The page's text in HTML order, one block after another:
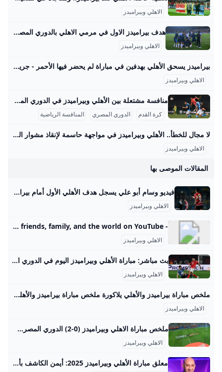
الاهلي وبيراميدز
هدف بيراميدز الاول في مرمي الاهلي بالدوري المصري - بطولات مشاهدة هدف بيراميدز الاول في مرمي الاهلي بالدوري المصري اليوم السبت 30-8-2025 تعليق عربي إخلاء مسئولية: هذا المحتوى لم يتم انشائه او استضافته بواسطة موقع بطولات وأي مسئولية قانونية تقع على عاتق الطرف الثالث اهداف الاهلي اليوم مباراة بيراميدز اليوم اهداف بيراميدز اليوم الاهلي بيراميدز هدف مباراة الاهلي وبيراميدز الاهلي وبيراميدز اهداف الاهلي وبيراميدز الدوري المصري اهداف بيراميدز والاهلي بيراميدز والاهلي مباراة الاهلي اليوم وليد الكرتي مباراة بيراميدز والاهلي فيديوهات متعلقةسليم المصرى منذ 3 يوم
الاهلي وبيراميدز
بيراميدز يسحق الأهلي بهدفين في مباراة لم يحضر فيها الأحمر - جريدة المستقبل حقق نادي بيراميدز فوزًا غاليًا على نظيره النادي الأهلي، بهدفين دون رد في المباراة التي جمعت بينهم على استاد السلام في إطار الجولة الخامسة من بطولة الدوري… 30 أغسطس 2025 - 11:03 م أقل من دقيقة يبدو أنك تستخدم أداة لحظر الإعلانات. نحن نعتمد على الإعلانات كمصدر تمويل لموقعنا الإلكتروني
الاهلي وبيراميدز
منافسة مشتعلة بين الأهلي وبيراميدز في الدوري المصري 2025 في عالم كرة القدم المصرية، تمثل مواجهات نادي الأهلي وبيراميدز واحدة من أقوى وأبرز المواجهات التي تشهدها الملاعب المصرية في السنوات الأخيرة. حتى الآن، التقى الفريقان في 21 مباراة رسمية عبر مختلف المسابقات مثل الدوري المصري الممتاز، كأس مصر، وكأس السوبر المصري. من بين تلك المواجهات، استطاع الأهلي أن يحقق الفوز في 11 مباراة، بينما فاز بيراميدز في 6 مباريات، وانتهت 4 مواجهات بالتعادل. في هذه اللقاءات، سجل الأهلي 27 هدفًا مقابل 17 هدفًا لبيراميدز، مما يعكس تفوقاً واضحاً للهجوم الأحمر في هذه المنافسات.
كرة القدم الدوري المصري المنافسة الرياضية
لا مجال للخطأ.. الأهلي وبيراميدز في مواجهة حاسمة لإنقاذ مشوار الدوري – جريدة مانشيت يستضيف استاد السلام في تمام التاسعة مساء اليوم، قمة كروية مرتقبة تجمع بين فريقي الأهلي وبيراميدز، وذلك ضمن منافسات الجولة الخامسة من بطولة الدوري المصري اقرأ أيضًا:هل يضحي الأهلي بالموسم؟ شوبير يوجه نصيحة “مفاجئة” لإدارة النادي: الحل في الناشئين… والتنازل عن الموسم الحالي! الفريق المركز المباريات فوز تعادل هزيمة النقاط الأهلي الثامن 3 1 2 0 5 بيراميدز الثاني عشر 4 1 2 1 5 تحليل أداء الأهلي في بداية الدوري الممتاز جمع الأهلي خمس نقاط من أصل ثلاث مباريات خاضها حتى الآن في الدوري.
الاهلي وبيراميدز
المقالات الموصى بها
فيديو وسام أبو علي يسجل هدف الأهلي الأول أمام بيراميدز - بطولات سجل الفلسطيني وسام أبو علي مهاجم النادي الأهلي، هدف المارد الأحمر الأول أمام بيراميدز، في المباراة التي تقام بينهما حاليًا ضمن منافسات بطولة الدوري المصري الممتاز. كتبحسام حسنالإثنين 22 يوليو 2024 ,9:37 م اخر تحديث 22 يوليو 2024 ,9:47 م سجل الفلسطيني وسام أبو علي مهاجم النادي الأهلي، هدف المارد الأحمر الأول أمام بيراميدز، في المباراة التي تقام بينهما حاليًا ضمن منافسات بطولة الدوري المصري الممتاز. الأهلي يلاقي بيراميدز، في إطار مواجهات الأسبوع الـ31 من عمر مباريات مسابقة الدوري المصري، على ملعب الدفاع الجوي.
الاهلي وبيراميدز
- YouTube Enjoy the videos and music you love, upload original content, and share it all with friends, family, and the world on YouTube.
الاهلي وبيراميدز
بث مباشر: مباراة الأهلي وبيراميدز اليوم في الدوري المصري 2026 شاهد بالفيديو البث المباشر لمباراة الأهلي وبيراميدز في قمة مباريات هذه الجولة من مسابقة الدوري المصري الممتاز موسم 2025-2026 العين الرياضية السبت 2025/8/30 09:40 م بتوقيت أبوظبي وتقام مباراة الأهلي وبيراميدز في الدوري المصري يوم السبت الموافق 30 أغسطس 2025 على استاد القاهرة الدولي. هل تغضب جورجينا؟.. فنانة عراقية لا تصدق إعجاب كريستيانو رونالدو وتنطلق صافرة بداية المباراة في تمام الساعة التاسعة مساءً بتوقيت مصر والسعودية والساعة العاشرة مساءً بتوقيت الإمارات.
الاهلي وبيراميدز
ملخص مباراة بيراميدز والأهلي يلاكورة ملخص مباراة بيراميدز والأهلي مباريات الغد السبت 12 أبريل 2025 09:36 م تابعنا علي جوجل تابعنا علي فيسبوك تابعنا علي يوتيوب تابعنا علي واتس اب تابعنا علي تيك توك
الاهلي وبيراميدز
ملخص مباراة الاهلي وبيراميدز (0-2) الدوري المصري - بطولات مشاهدة ملخص مباراة الاهلي وبيراميدز (0-2) الدوري المصري اليوم السبت 30-8-2025 تعليق عربي إخلاء مسئولية: هذا المحتوى لم يتم انشائه او استضافته بواسطة موقع بطولات وأي مسئولية قانونية تقع على عاتق الطرف الثالث اهداف الاهلي اليوم مباراة بيراميدز اليوم اهداف بيراميدز اليوم الاهلي بيراميدز اهداف مباراة الاهلي وبيراميدز الاهلي وبيراميدز اهداف الاهلي وبيراميدز الدوري المصري اهداف بيراميدز والاهلي بيراميدز والاهلي مباراة الاهلي اليوم مباراة بيراميدز والاهلي فيديوهات متعلقةلؤى ابراهيم منذ 3 يوم
الاهلي وبيراميدز
معلق مباراة الأهلي وبيراميدز 2025: أيمن الكاشف بأسلوب مميز معلق مباراة الأهلي وبيراميدز في موسم 2025 هو المعلق الرياضي المعروف أيمن الكاشف، الذي يتولى التعليق على مباريات الدوري المصري عبر قناة أون سبورت 1. ويُعتبر أيمن الكاشف من أبرز المعلقين في مصر، حيث يتميز بأسلوبه الاحترافي في التعليق وتقديمه المتوازن الذي لا ينحاز لأي طرف، وهو ما أكده في تصريحات له عبر القناة، حيث أكد أن المعلقين يعملون وفق سياسة تحريرية مؤسسية تلتزم بالموضوعية والحياد مع وجود ضوابط مهنية صعبة لضمان جودة التعليق.